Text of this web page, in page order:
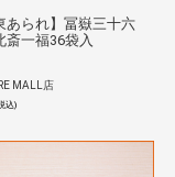
あられ】冨嶽三十六
一福36袋入
MALL店
込)